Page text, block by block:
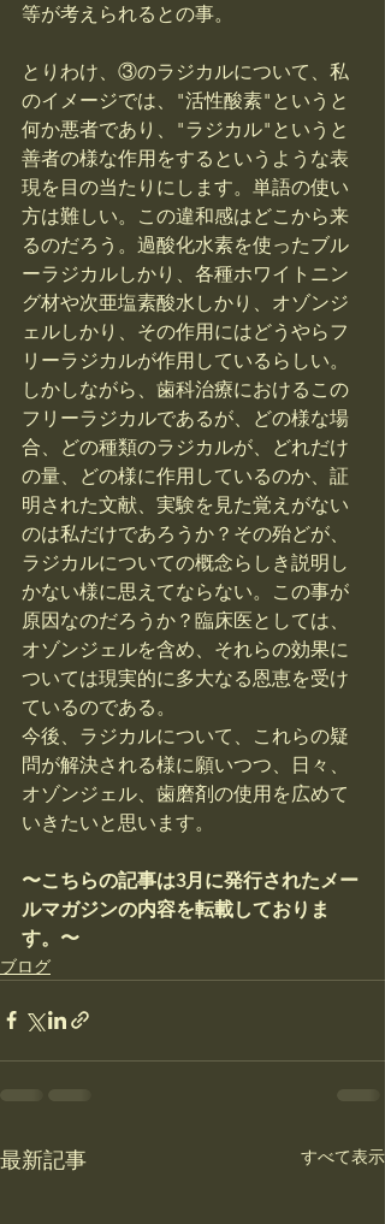
等が考えられるとの事。
とりわけ、③のラジカルについて、私
のイメージでは、"活性酸素"というと
何か悪者であり、"ラジカル"というと
善者の様な作用をするというような表
現を目の当たりにします。単語の使い
方は難しい。この違和感はどこから来
るのだろう。過酸化水素を使ったブル
ーラジカルしかり、各種ホワイトニン
グ材や次亜塩素酸水しかり、オゾンジ
ェルしかり、その作用にはどうやらフ
リーラジカルが作用しているらしい。
しかしながら、歯科治療におけるこの
フリーラジカルであるが、どの様な場
合、どの種類のラジカルが、どれだけ
の量、どの様に作用しているのか、証
明された文献、実験を見た覚えがない
のは私だけであろうか？その殆どが、
ラジカルについての概念らしき説明し
かない様に思えてならない。この事が
原因なのだろうか？臨床医としては、
オゾンジェルを含め、それらの効果に
ついては現実的に多大なる恩恵を受け
ているのである。
今後、ラジカルについて、これらの疑
問が解決される様に願いつつ、日々、
オゾンジェル、歯磨剤の使用を広めて
いきたいと思います。
〜こちらの記事は3月に発行されたメー
ルマガジンの内容を転載しておりま
す。〜
ブログ
最新記事 すべて表示